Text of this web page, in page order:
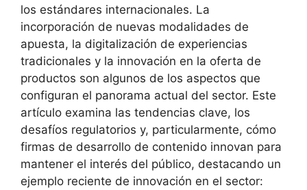
los estándares internacionales. La
incorporación de nuevas modalidades de
apuesta, la digitalización de experiencias
tradicionales y la innovación en la oferta de
productos son algunos de los aspectos que
configuran el panorama actual del sector. Este
artículo examina las tendencias clave, los
desafíos regulatorios y, particularmente, cómo
firmas de desarrollo de contenido innovan para
mantener el interés del público, destacando un
ejemplo reciente de innovación en el sector: